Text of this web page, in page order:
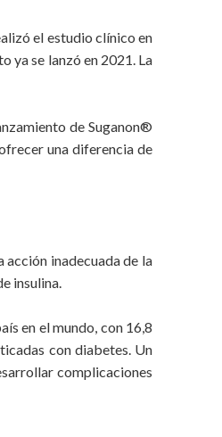
el estudio clínico en
ya se lanzó en 2021. La
de Suganon®
una diferencia de
acción inadecuada de la
insulina.
en el mundo, con 16,8
con diabetes. Un
complicaciones